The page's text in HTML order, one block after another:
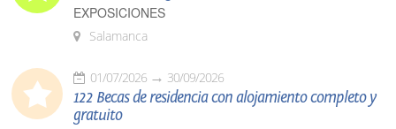
EXPOSICIONES
Salamanca
01/07/2026 30/09/2026
122 Becas de residencia con alojamiento completo y
gratuito